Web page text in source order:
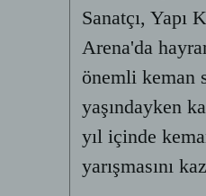
Sanatçı, Yapı
Arena'da
önemli keman
yaşındayken
yıl içinde
yarışmasını